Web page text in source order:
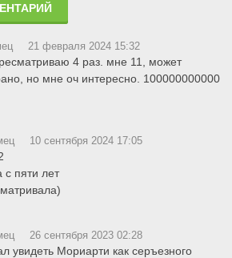
21 февраля 2024 15:32
4 раз. мне 11, может
но мне оч интересно. 100000000000
10 сентября 2024 17:05
пяти лет
26 сентября 2023 02:28
увидеть Мориарти как серъезного